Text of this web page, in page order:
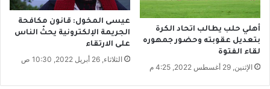
ش
ق
و
ا
ل
ل
أهلي حلب يطالب اتحاد الكرة
بتعديل عقوبته وحضور جمهوره
لقاء الفتوة
الإثنين, 29 أغسطس 2022, 4:25 م
عيسى المخول: قانون مكافحة
الجريمة الإلكترونية يحثّ الناس
على الارتقاء
الثلاثاء, 26 أبريل 2022, 10:30 ص